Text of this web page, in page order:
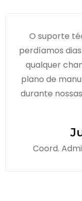
O suporte
perdíamos
qualquer
plano de
durante
Coord.